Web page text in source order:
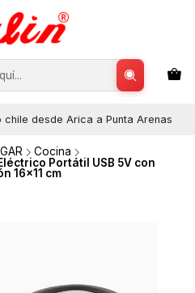
desde Arica a Punta Arenas
Cocina
Portátil USB 5V con
16x11 cm